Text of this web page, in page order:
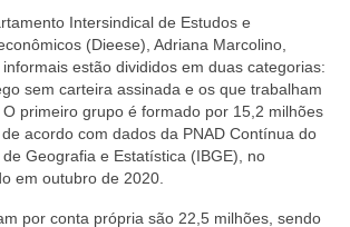
Intersindical de Estudos e
(Dieese), Adriana Marcolino,
estão divididos em duas categorias:
sem carteira assinada e os que trabalham
primeiro grupo é formado por 15,2 milhões
acordo com dados da PNAD Contínua do
Geografia e Estatística (IBGE), no
em outubro de 2020.
por conta própria são 22,5 milhões, sendo